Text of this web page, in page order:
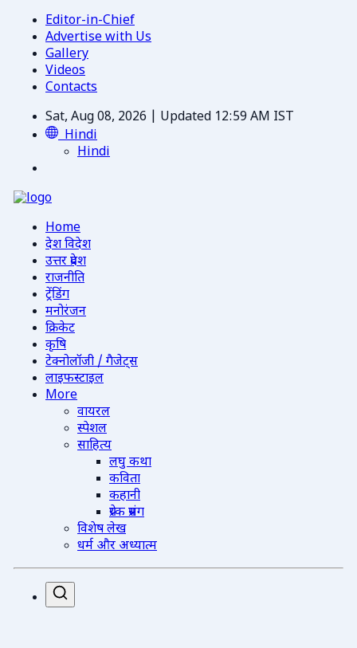
Editor-in-Chief
Advertise with Us
Gallery
Videos
Contacts
Sat, Aug 08, 2026 | Updated 12:59 AM IST
Hindi
Hindi
Home
देश विदेश
उत्तर प्रदेश
राजनीति
ट्रेंडिंग
मनोरंजन
क्रिकेट
कृषि
टेक्नोलॉजी / गैजेट्स
लाइफस्टाइल
More
वायरल
स्पेशल
साहित्य
लघु कथा
कविता
कहानी
प्रेरक प्रसंग
विशेष लेख
धर्म और अध्यात्म